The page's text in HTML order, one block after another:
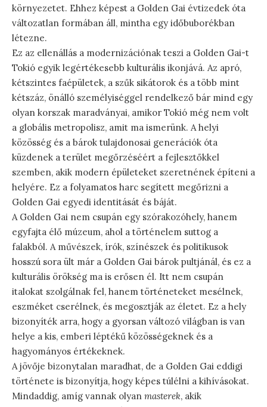
környezetet. Ehhez képest a Golden Gai évtizedek óta
változatlan formában áll, mintha egy időbuborékban
létezne.
Ez az ellenállás a modernizációnak teszi a Golden Gai-t
Tokió egyik legértékesebb kulturális ikonjává. Az apró,
kétszintes faépületek, a szűk sikátorok és a több mint
kétszáz, önálló személyiséggel rendelkező bár mind egy
olyan korszak maradványai, amikor Tokió még nem volt
a globális metropolisz, amit ma ismerünk. A helyi
közösség és a bárok tulajdonosai generációk óta
küzdenek a terület megőrzéséért a fejlesztőkkel
szemben, akik modern épületeket szeretnének építeni a
helyére. Ez a folyamatos harc segített megőrizni a
Golden Gai egyedi identitását és báját.
A Golden Gai nem csupán egy szórakozóhely, hanem
egyfajta élő múzeum, ahol a történelem suttog a
falakból. A művészek, írók, színészek és politikusok
hosszú sora ült már a Golden Gai bárok pultjánál, és ez a
kulturális örökség ma is erősen él. Itt nem csupán
italokat szolgálnak fel, hanem történeteket mesélnek,
eszméket cserélnek, és megosztják az életet. Ez a hely
bizonyíték arra, hogy a gyorsan változó világban is van
helye a kis, emberi léptékű közösségeknek és a
hagyományos értékeknek.
A jövője bizonytalan maradhat, de a Golden Gai eddigi
története is bizonyítja, hogy képes túlélni a kihívásokat.
Mindaddig, amíg vannak olyan masterek, akik